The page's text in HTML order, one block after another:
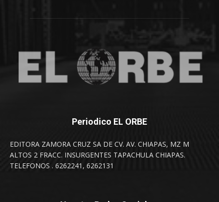
Periodico EL ORBE
EDITORA ZAMORA CRUZ SA DE CV. AV. CHIAPAS, MZ M
ALTOS 2 FRACC. INSURGENTES TAPACHULA CHIAPAS.
TELEFONOS . 6262241, 6262131